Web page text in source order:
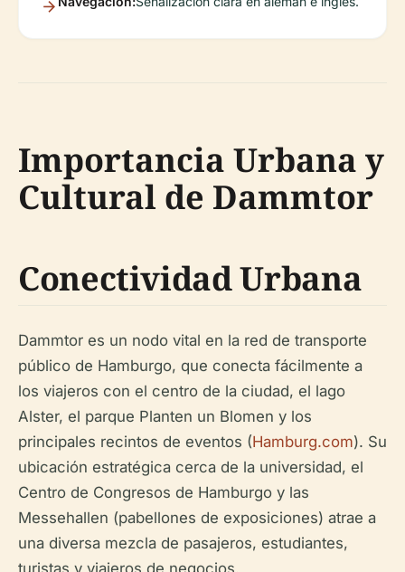
Importancia Urbana y
Cultural de Dammtor
Conectividad Urbana
Dammtor es un nodo vital en la red de transporte
público de Hamburgo, que conecta fácilmente a
los viajeros con el centro de la ciudad, el lago
Alster, el parque Planten un Blomen y los
principales recintos de eventos (Hamburg.com). Su
ubicación estratégica cerca de la universidad, el
Centro de Congresos de Hamburgo y las
Messehallen (pabellones de exposiciones) atrae a
una diversa mezcla de pasajeros, estudiantes,
turistas y viajeros de negocios.